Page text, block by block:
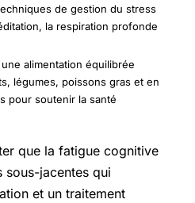
de gestion du stress
la respiration profonde
alimentation équilibrée
légumes, poissons gras et en
pour soutenir la santé
que la fatigue cognitive
sous-jacentes qui
et un traitement